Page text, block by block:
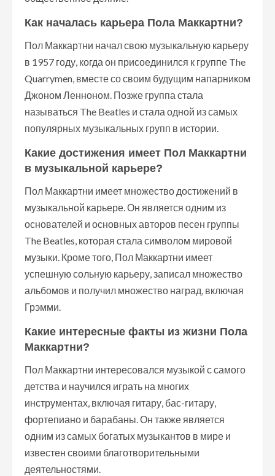
Как началась карьера Пола Маккартни?
Пол Маккартни начал свою музыкальную карьеру
в 1957 году, когда он присоединился к группе The
Quarrymen, вместе со своим будущим напарником
Джоном Ленноном. Позже группа стала
называться The Beatles и стала одной из самых
популярных музыкальных групп в истории.
Какие достижения имеет Пол Маккартни
в музыкальной карьере?
Пол Маккартни имеет множество достижений в
музыкальной карьере. Он является одним из
основателей и основных авторов песен группы
The Beatles, которая стала символом мировой
музыки. Кроме того, Пол Маккартни имеет
успешную сольную карьеру, записал множество
альбомов и получил множество наград, включая
Грэмми.
Какие интересные факты из жизни Пола
Маккартни?
Пол Маккартни интересовался музыкой с самого
детства и научился играть на многих
инструментах, включая гитару, бас-гитару,
фортепиано и барабаны. Он также является
одним из самых богатых музыкантов в мире и
известен своими благотворительными
деятельностями.